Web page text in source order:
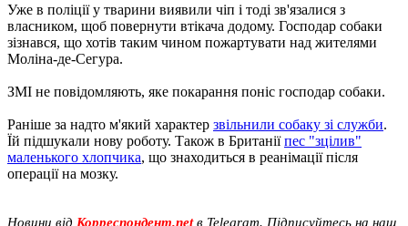
Уже в поліції у тварини виявили чіп і тоді зв'язалися з
власником, щоб повернути втікача додому. Господар собаки
зізнався, що хотів таким чином пожартувати над жителями
Моліна-де-Сегура.
ЗМІ не повідомляють, яке покарання поніс господар собаки.
Раніше за надто м'який характер звільнили собаку зі служби.
Їй підшукали нову роботу. Також в Британіїпес "зцілив"
маленького хлопчика, що знаходиться в реанімації після
операції на мозку.
Новини від Корреспондент.netв Telegram. Підписуйтесь на наш